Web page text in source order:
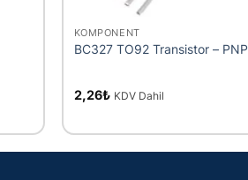
KOMPONENT
BC327 TO92 Transistor – PNP
2,26₺ KDV Dahil